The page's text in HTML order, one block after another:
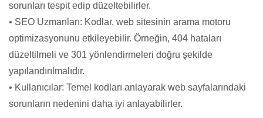
sorunları tespit edip düzeltebilirler.
• SEO Uzmanları: Kodlar, web sitesinin arama motoru
optimizasyonunu etkileyebilir. Örneğin, 404 hataları
düzeltilmeli ve 301 yönlendirmeleri doğru şekilde
yapılandırılmalıdır.
• Kullanıcılar: Temel kodları anlayarak web sayfalarındaki
sorunların nedenini daha iyi anlayabilirler.